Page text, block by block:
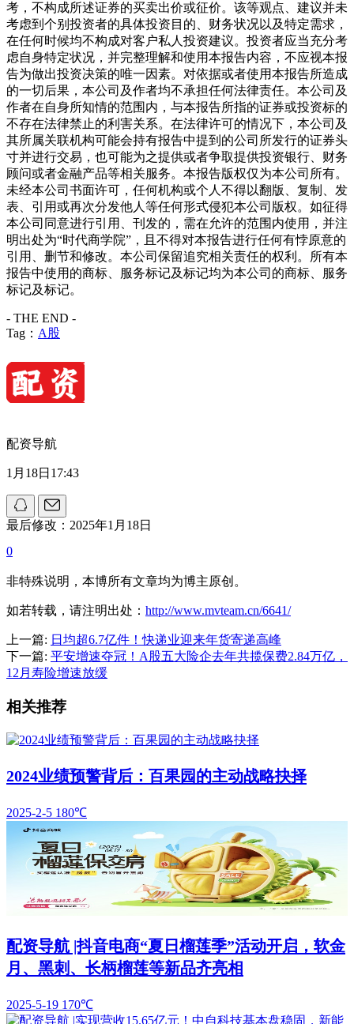
考，不构成所述证券的买卖出价或征价。该等观点、建议并未
考虑到个别投资者的具体投资目的、财务状况以及特定需求，
在任何时候均不构成对客户私人投资建议。投资者应当充分考
虑自身特定状况，并完整理解和使用本报告内容，不应视本报
告为做出投资决策的唯一因素。对依据或者使用本报告所造成
的一切后果，本公司及作者均不承担任何法律责任。本公司及
作者在自身所知情的范围内，与本报告所指的证券或投资标的
不存在法律禁止的利害关系。在法律许可的情况下，本公司及
其所属关联机构可能会持有报告中提到的公司所发行的证券头
寸并进行交易，也可能为之提供或者争取提供投资银行、财务
顾问或者金融产品等相关服务。本报告版权仅为本公司所有。
未经本公司书面许可，任何机构或个人不得以翻版、复制、发
表、引用或再次分发他人等任何形式侵犯本公司版权。如征得
本公司同意进行引用、刊发的，需在允许的范围内使用，并注
明出处为“时代商学院”，且不得对本报告进行任何有悖原意的
引用、删节和修改。本公司保留追究相关责任的权利。所有本
报告中使用的商标、服务标记及标记均为本公司的商标、服务
标记及标记。
- THE END -
Tag： A股
配资导航
1月18日17:43
最后修改：2025年1月18日
0
非特殊说明，本博所有文章均为博主原创。
如若转载，请注明出处： http://www.mvteam.cn/6641/
上一篇: 日均超6.7亿件！快递业迎来年货寄递高峰
下一篇: 平安增速夺冠！A股五大险企去年共揽保费2.84万亿，
12月寿险增速放缓
相关推荐
2024业绩预警背后：百果园的主动战略抉择
2025-2-5 180℃
配资导航 |抖音电商“夏日榴莲季”活动开启，软金
月、黑刺、长柄榴莲等新品齐亮相
2025-5-19 170℃